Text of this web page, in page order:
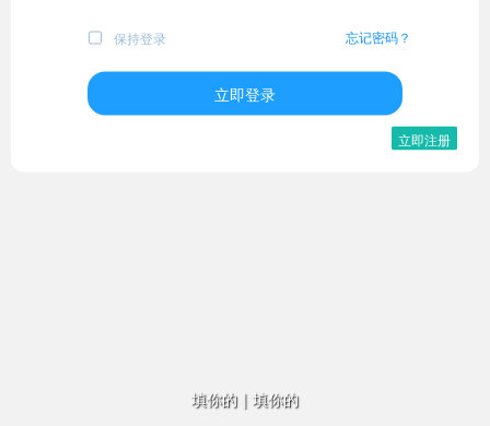
保持登录 忘记密码？
立即登录
立即注册
填你的 | 填你的